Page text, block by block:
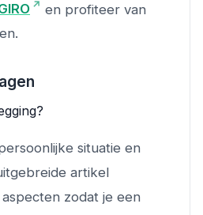
en profiteer van
situatie en
artikel
zodat je een